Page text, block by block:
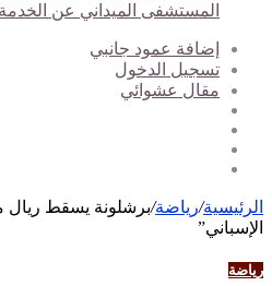
المستشفى الميداني عن الخدمة
إضافة عمود جانبي
تسجيل الدخول
مقال عشوائي
الرئيسية/رياضة/برشلونة يسقط ريال
الإسباني”
رياضة